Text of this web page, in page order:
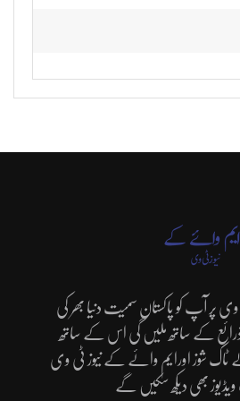
پر آپ کو پاکستان سمیت دنیا بھر کی
ذرائع کے ساتھ ملیں گی اس کے ساتھ
ٹاک شوز اورایم وائے کے نیوز ٹی وی
بھی دیکھ سکیں گے